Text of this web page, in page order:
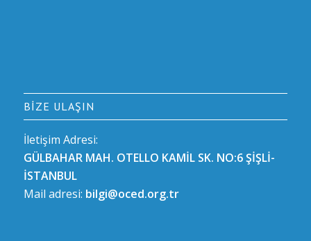
BIZE ULAŞIN
İletişim Adresi:
GÜLBAHAR MAH. OTELLO KAMİL SK. NO:6 ŞİŞLİ-
İSTANBUL
Mail adresi: bilgi@oced.org.tr